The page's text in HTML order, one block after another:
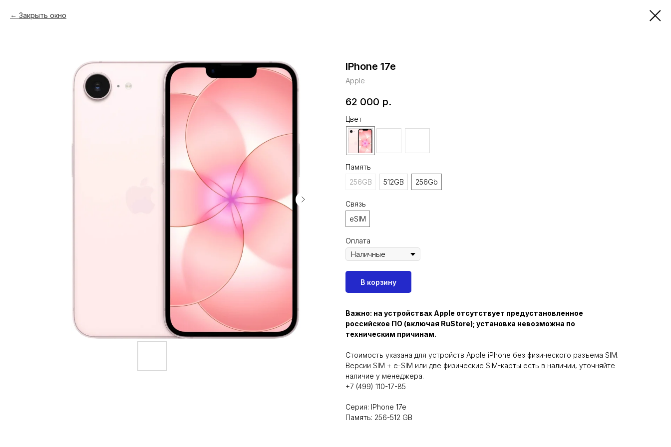
Закрыть окно
IPhone 17e
Apple
62 000 р.
Цвет
Память
256GB
512GB 256Gb
Связь
eSIM
Оплата
В корзину
Важно: на устройствах Apple отсутствует предустановленное
российское ПО (включая RuStore); установка невозможна по
техническим причинам.
Стоимость указана для устройств Apple iPhone без физического разъема SIM.
Версии SIM + e-SIM или две физические SIM-карты есть в наличии, уточняйте
наличие у менеджера.
+7 (499) 110-17-85
Серия: IPhone 17e
Память: 256-512 GB